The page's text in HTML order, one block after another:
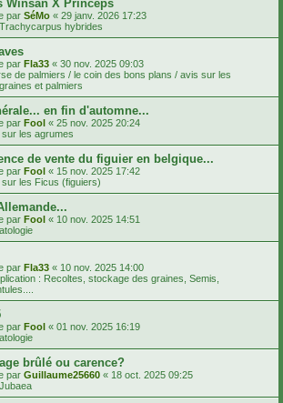
Winsan X Princeps
par SéMo « 29 janv. 2026 17:23
hybrides
par Fla33 « 30 nov. 2025 09:03
de palmiers / le coin des bons plans / avis sur les
et palmiers
en fin d'automne...
par Fool « 25 nov. 2025 20:24
sur les agrumes
de vente du figuier en belgique...
par Fool « 15 nov. 2025 17:42
sur les Ficus (figuiers)
par Fool « 10 nov. 2025 14:51
par Fla33 « 10 nov. 2025 14:00
: Recoltes, stockage des graines, Semis,
par Fool « 01 nov. 2025 16:19
brûlé ou carence?
par Guillaume25660 « 18 oct. 2025 09:25